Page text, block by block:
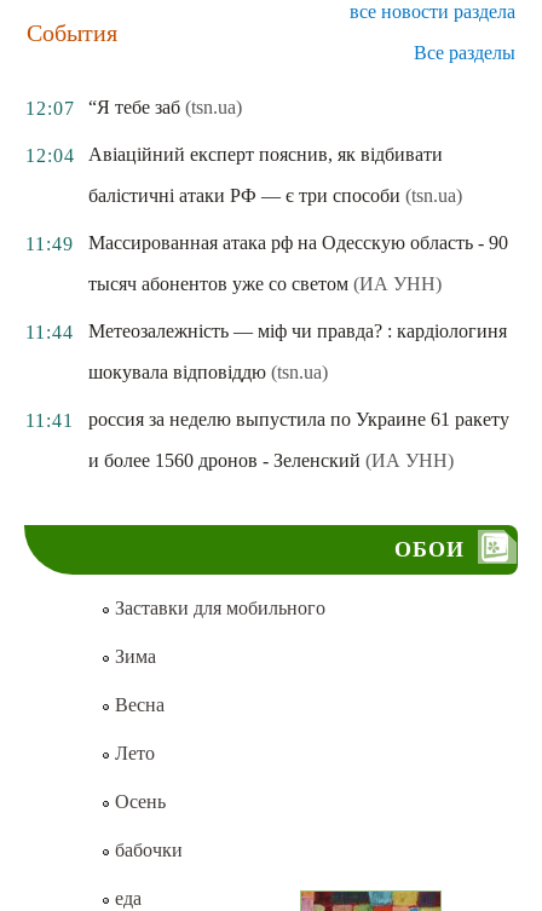
События
все новости раздела
Все разделы
12:07 “Я тебе заб (tsn.ua)
12:04
Авіаційний експерт пояснив, як відбивати
балістичні атаки РФ — є три способи (tsn.ua)
11:49
Массированная атака рф на Одесскую область - 90
тысяч абонентов уже со светом (ИА УНН)
11:44
Метеозалежність — міф чи правда? : кардіологиня
шокувала відповіддю (tsn.ua)
11:41
россия за неделю выпустила по Украине 61 ракету
и более 1560 дронов - Зеленский (ИА УНН)
ОБОИ
Заставки для мобильного
Зима
Весна
Лето
Осень
бабочки
еда